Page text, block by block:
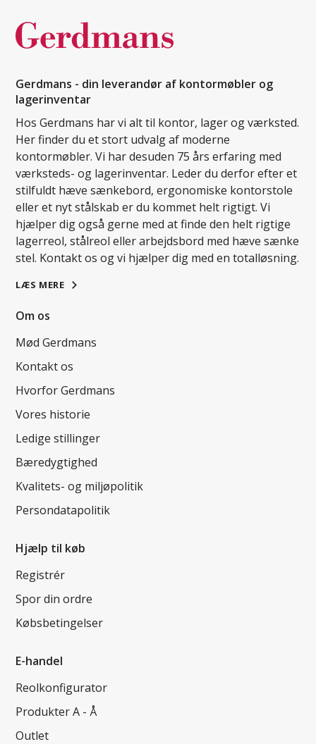
Gerdmans - din leverandør af kontormøbler og
lagerinventar
Hos Gerdmans har vi alt til kontor, lager og værksted.
Her finder du et stort udvalg af moderne
kontormøbler. Vi har desuden 75 års erfaring med
værksteds- og lagerinventar. Leder du derfor efter et
stilfuldt hæve sænkebord, ergonomiske kontorstole
eller et nyt stålskab er du kommet helt rigtigt. Vi
hjælper dig også gerne med at finde den helt rigtige
lagerreol, stålreol eller arbejdsbord med hæve sænke
stel. Kontakt os og vi hjælper dig med en totalløsning.
LÆS MERE
Om os
Mød Gerdmans
Kontakt os
Hvorfor Gerdmans
Vores historie
Ledige stillinger
Bæredygtighed
Kvalitets- og miljøpolitik
Persondatapolitik
Hjælp til køb
Registrér
Spor din ordre
Købsbetingelser
E-handel
Reolkonfigurator
Produkter A - Å
Outlet